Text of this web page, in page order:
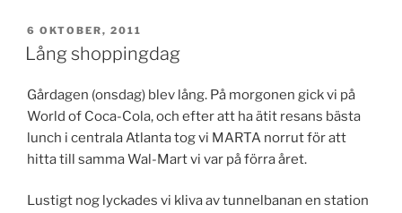
PUBLICERAT
6 OKTOBER, 2011
Lång shoppingdag
Gårdagen (onsdag) blev lång. På morgonen gick vi på
World of Coca-Cola, och efter att ha ätit resans bästa
lunch i centrala Atlanta tog vi MARTA norrut för att
hitta till samma Wal-Mart vi var på förra året.
Lustigt nog lyckades vi kliva av tunnelbanan en station